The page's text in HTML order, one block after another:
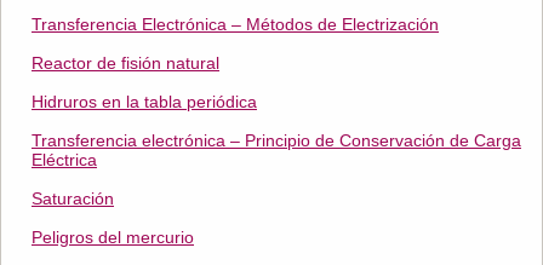
Transferencia Electrónica – Métodos de Electrización
Reactor de fisión natural
Hidruros en la tabla periódica
Transferencia electrónica – Principio de Conservación de Carga
Eléctrica
Saturación
Peligros del mercurio